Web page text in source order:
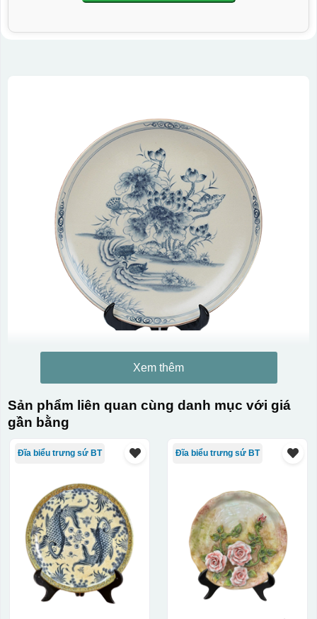
Xem thêm
Sản phẩm liên quan cùng danh mục với giá
gần bằng
Đĩa biểu trưng sứ BT Đĩa biểu trưng sứ BT